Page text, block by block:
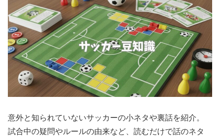
意外と知られていないサッカーの小ネタや裏話を紹介。
試合中の疑問やルールの由来など、読むだけで話のネタ